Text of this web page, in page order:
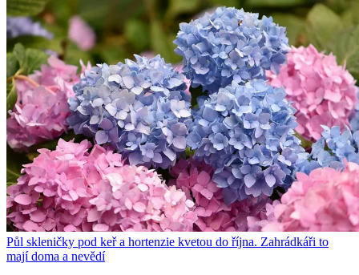
Půl skleničky pod keř a hortenzie kvetou do října. Zahrádkáři to
mají doma a nevědí